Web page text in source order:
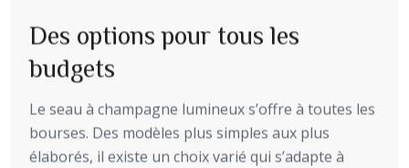
Des options pour tous les
budgets
Le seau à champagne lumineux s’offre à toutes les
bourses. Des modèles plus simples aux plus
élaborés, il existe un choix varié qui s’adapte à